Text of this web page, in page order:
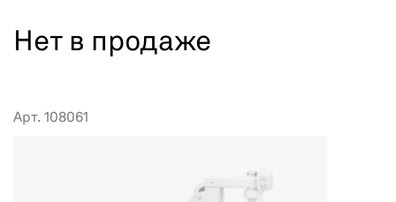
Нет в продаже
Арт. 108061